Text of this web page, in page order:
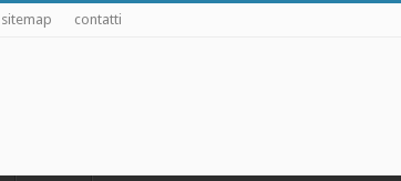
sitemap contatti